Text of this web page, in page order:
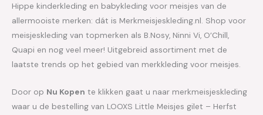
Hippe kinderkleding en babykleding voor meisjes van de
allermooiste merken: dát is Merkmeisjeskleding.nl. Shop voor
meisjeskleding van topmerken als B.Nosy, Ninni Vi, O’Chill,
Quapi en nog veel meer! Uitgebreid assortiment met de
laatste trends op het gebied van merkkleding voor meisjes.
Door op Nu Kopen te klikken gaat u naar merkmeisjeskleding
waar u de bestelling van LOOXS Little Meisjes gilet – Herfst